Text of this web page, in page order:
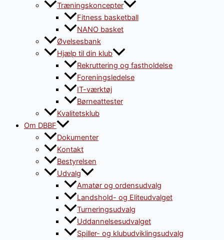
Træningskoncepter
Fitness basketball
NANO basket
Øvelsesbank
Hjælp til din klub
Rekruttering og fastholdelse
Foreningsledelse
IT-værktøj
Børneattester
Kvalitetsklub
Om DBBF
Dokumenter
Kontakt
Bestyrelsen
Udvalg
Amatør og ordensudvalg
Landshold- og Eliteudvalget
Turneringsudvalg
Uddannelsesudvalget
Spiller- og klubudviklingsudvalg